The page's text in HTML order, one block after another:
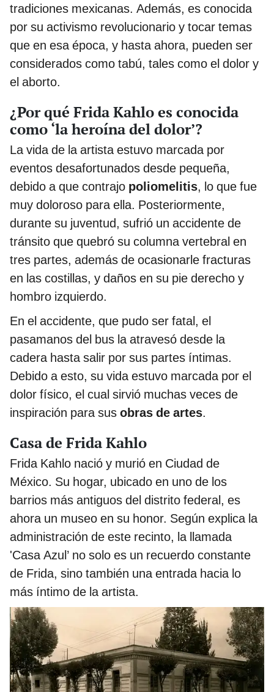
tradiciones mexicanas. Además, es conocida
por su activismo revolucionario y tocar temas
que en esa época, y hasta ahora, pueden ser
considerados como tabú, tales como el dolor y
el aborto.
¿Por qué Frida Kahlo es conocida
como ‘la heroína del dolor’?
La vida de la artista estuvo marcada por
eventos desafortunados desde pequeña,
debido a que contrajo poliomelitis, lo que fue
muy doloroso para ella. Posteriormente,
durante su juventud, sufrió un accidente de
tránsito que quebró su columna vertebral en
tres partes, además de ocasionarle fracturas
en las costillas, y daños en su pie derecho y
hombro izquierdo.
En el accidente, que pudo ser fatal, el
pasamanos del bus la atravesó desde la
cadera hasta salir por sus partes íntimas.
Debido a esto, su vida estuvo marcada por el
dolor físico, el cual sirvió muchas veces de
inspiración para sus obras de artes.
Casa de Frida Kahlo
Frida Kahlo nació y murió en Ciudad de
México. Su hogar, ubicado en uno de los
barrios más antiguos del distrito federal, es
ahora un museo en su honor. Según explica la
administración de este recinto, la llamada
'Casa Azul’ no solo es un recuerdo constante
de Frida, sino también una entrada hacia lo
más íntimo de la artista.